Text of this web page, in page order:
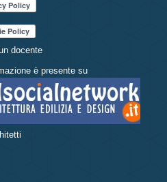
docente
è presente su